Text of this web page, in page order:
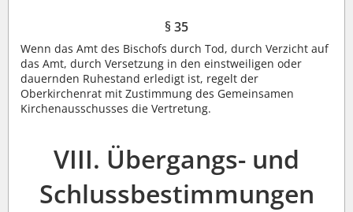
§ 35
Wenn das Amt des Bischofs durch Tod, durch Verzicht auf
das Amt, durch Versetzung in den einstweiligen oder
dauernden Ruhestand erledigt ist, regelt der
Oberkirchenrat mit Zustimmung des Gemeinsamen
Kirchenausschusses die Vertretung.
VIII. Übergangs- und
Schlussbestimmungen